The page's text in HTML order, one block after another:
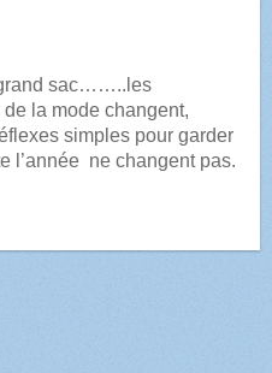
sac…….. les
la mode changent,
simples pour garder
l’année ne changent pas.